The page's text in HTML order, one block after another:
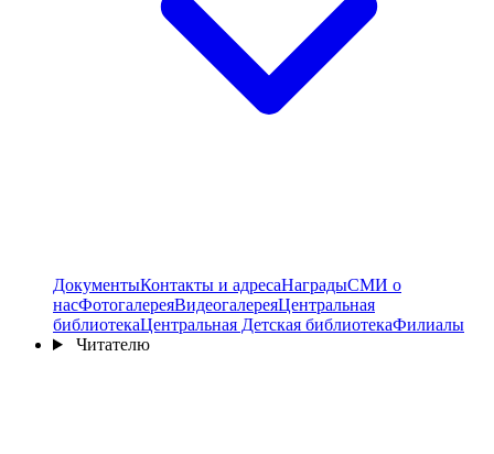
ДокументыКонтакты и адресаНаградыСМИ о
насФотогалереяВидеогалереяЦентральная
библиотекаЦентральная Детская библиотекаФилиалы
Читателю